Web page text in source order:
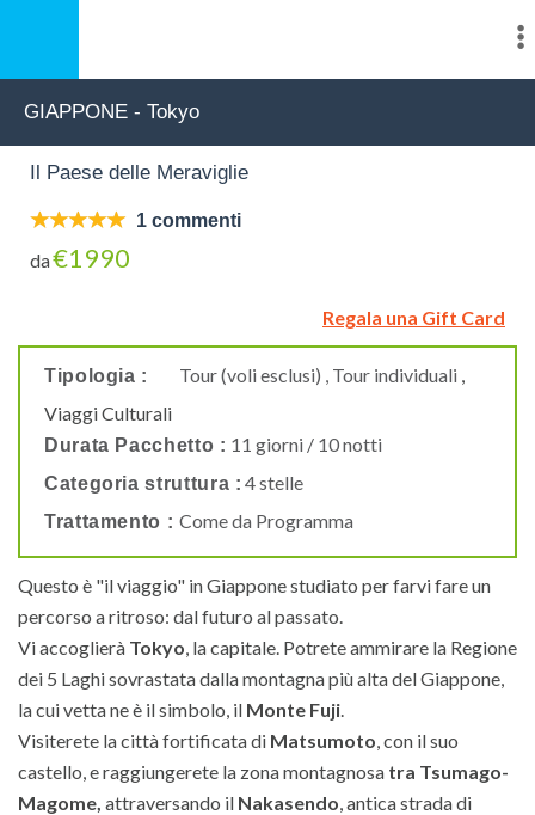
GIAPPONE - Tokyo
Il Paese delle Meraviglie
1 commenti
da€1990
Regala una Gift Card
Tipologia : Tour (voli esclusi) , Tour individuali ,
Viaggi Culturali
Durata Pacchetto : 11 giorni / 10 notti
Categoria struttura : 4 stelle
Trattamento : Come da Programma
Questo è "il viaggio" in Giappone studiato per farvi fare un
percorso a ritroso: dal futuro al passato.
Vi accoglierà Tokyo, la capitale. Potrete ammirare la Regione
dei 5 Laghi sovrastata dalla montagna più alta del Giappone,
la cui vetta ne è il simbolo, il Monte Fuji.
Visiterete la città fortificata di Matsumoto, con il suo
castello, e raggiungerete la zona montagnosa tra Tsumago-
Magome, attraversando il Nakasendo, antica strada di